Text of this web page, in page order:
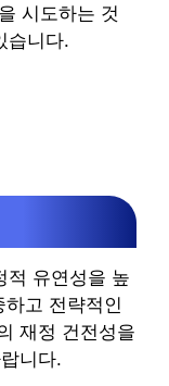
시도하는 것
습니다.
적 유연성을 높
고 전략적인
재정 건전성을
니다.